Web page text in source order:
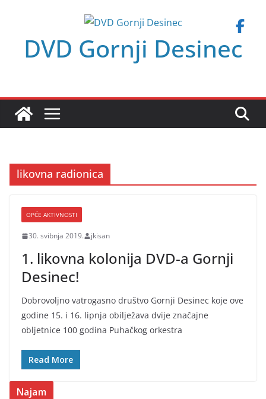
contentDVD Gornji Desinec
likovna radionica
OPĆE AKTIVNOSTI
30. svibnja 2019. jkisan
1. likovna kolonija DVD-a Gornji
Desinec!
Dobrovoljno vatrogasno društvo Gornji Desinec koje ove
godine 15. i 16. lipnja obilježava dvije značajne
obljetnice 100 godina Puhačkog orkestra
Read More
Najam